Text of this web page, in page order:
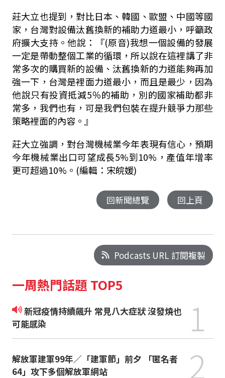
莊大立也提到，對比日本、韓國、歐盟、中國等國
家，台灣對設備汰舊換新的補助力道最小，呼籲政
府擴大支持。他說：『(原音)我想一個設備的發展
一定是帶動整個工業的循環，所以說在這裡講了非
常多次的購買新的設備、汰舊換新的力道能夠再加
強一下，台灣是裡面力道最小，而且是最少，因為
他說只有投資抵減5％的補助，別的國家補助都非
常多，我們也有，可是我們包裝在提升競爭力那些
策略裡面的內容。』
莊大立強調，對台灣機械業今年表現有信心，預期
今年機械業出口可望成長5%到10%，產值年增率
更可超過10%。(編輯：宋皖媛)
回新聞總覽 回上頁
Podcasts URL 訂閱複製
一周熱門話題 TOP5
新冠疫情持續飆升 常見八大症狀 沒發燒也
可能感染
1
解放軍建軍99年／「建軍節」前夕 「匿名者
64」攻下多個解放軍網站
2